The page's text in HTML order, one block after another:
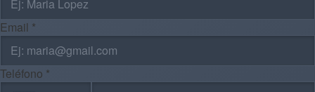
Email *
Teléfono *